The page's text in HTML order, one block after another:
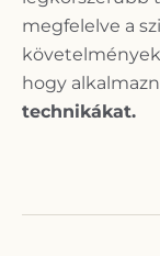
megfelelve a
hogy
technikákat.